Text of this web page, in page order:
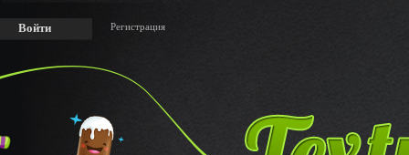
Войти Регистрация